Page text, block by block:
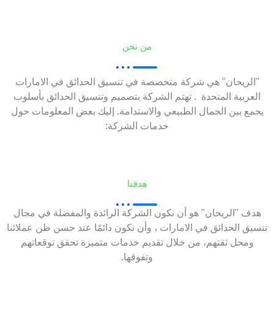
من نحن
"الريحان" هي شركة متخصصة في تنسيق الحدائق في الامارات
العربية المتحدة . تهتم الشركة بتصميم وتنسيق الحدائق بأسلوب
يجمع بين الجمال الطبيعي والاستدامة. إليك بعض المعلومات حول
خدمات الشركة:
هدفنا
هدف "الريحان" هو أن نكون الشركة الرائدة والمفضلة في مجال
تنسيق الحدائق في الامارات ، وأن نكون دائمًا عند حسن ظن عملائنا
ومحل ثقتهم، من خلال تقديم خدمات متميزة تحقق توقعاتهم
وتفوقها.